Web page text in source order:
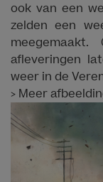
ook van een
zelden een
afleveringen
weer in de
> Meer